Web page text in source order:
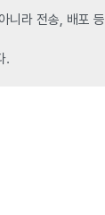
니라 전송, 배포
.